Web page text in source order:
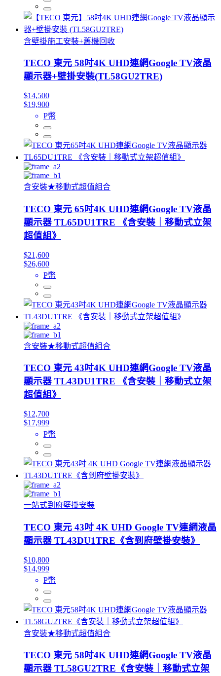
含壁掛施工安裝+舊機回收
TECO 東元 58吋4K UHD連網Google TV液晶
顯示器+壁掛安裝(TL58GU2TRE)
$14,500
$19,900
P幣
含安裝★移動式超值組合
TECO 東元 65吋4K UHD連網Google TV液晶
顯示器 TL65DU1TRE 《含安裝｜移動式立架
超值組》
$21,600
$26,600
P幣
含安裝★移動式超值組合
TECO 東元 43吋4K UHD連網Google TV液晶
顯示器 TL43DU1TRE 《含安裝｜移動式立架
超值組》
$12,700
$17,999
P幣
一站式到府壁掛安裝
TECO 東元 43吋 4K UHD Google TV連網液晶
顯示器 TL43DU1TRE《含到府壁掛安裝》
$10,800
$14,999
P幣
含安裝★移動式超值組合
TECO 東元 58吋4K UHD連網Google TV液晶
顯示器 TL58GU2TRE《含安裝｜移動式立架